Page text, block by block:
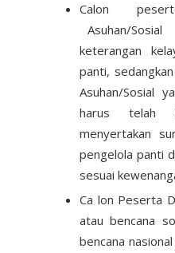
Calon
Asuhan/
keterangan
panti,
Asuhan/Sosial
harus telah
menyertakan
pengelola panti
sesuai
Ca lon Peserta
atau bencana
bencana